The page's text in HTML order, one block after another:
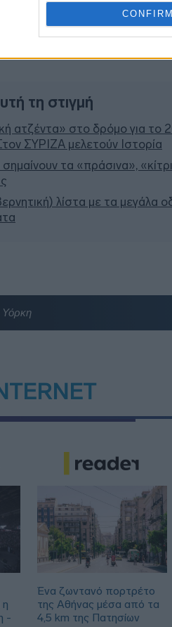
CONFIRM
τη στιγμή
ατζέντα» στο δρόμο για
ΣΥΡΙΖΑ μελετούν Ιστορία
τα «πράσινα»,
λίστα με τα μεγάλα
-
Ένα ζωντανό πορτρέτο
της Αθήνας μέσα από τα
4,5 km της Πατησίων